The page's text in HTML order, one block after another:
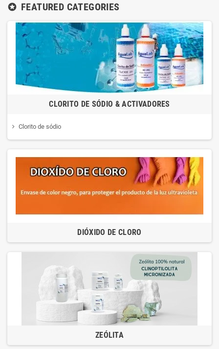
stars FEATURED CATEGORIES
CLORITO DE SÓDIO & ACTIVADORES
Clorito de sódio
DIÓXIDO DE CLORO
ZEÓLITA